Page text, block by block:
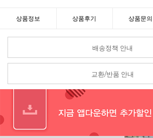
상품정보 상품후기 상품문의
배송정책 안내
교환/반품 안내